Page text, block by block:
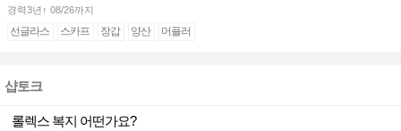
경력3년↑ 08/26까지
선글라스 스카프 장갑 양산 머플러
샵토크
롤렉스 복지 어떤가요?